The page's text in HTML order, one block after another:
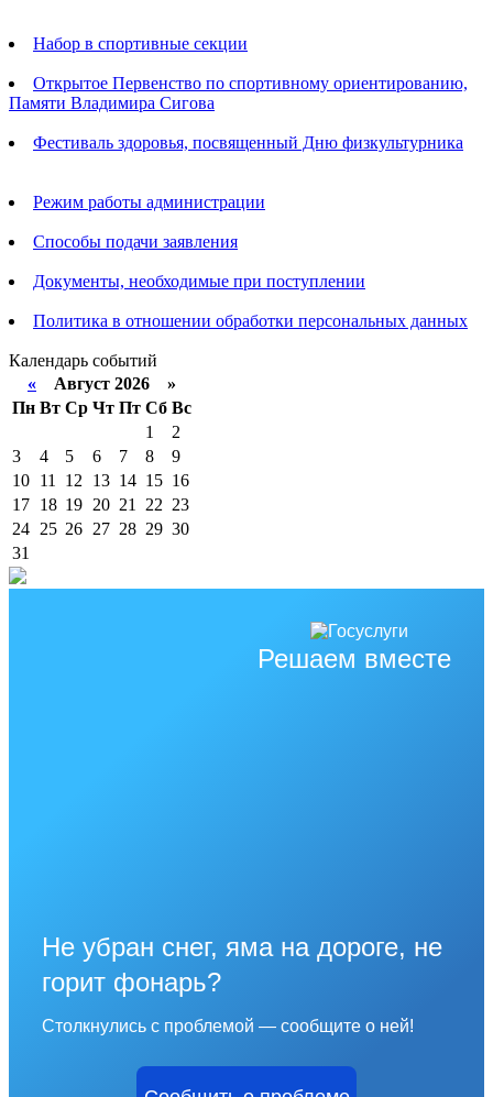
Набор в спортивные секции
Открытое Первенство по спортивному ориентированию,
Памяти Владимира Сигова
Фестиваль здоровья, посвященный Дню физкультурника
Режим работы администрации
Способы подачи заявления
Документы, необходимые при поступлении
Политика в отношении обработки персональных данных
Календарь событий
« Август 2026 »
Пн Вт Ср Чт Пт Сб Вс
1
2
3
4 5 6 7 8
9
10 11 12 13 14 15 16
17 18 19 20 21 22 23
24 25 26 27 28 29 30
31
Решаем вместе
Не убран снег, яма на дороге, не
горит фонарь?
Столкнулись с проблемой — сообщите о ней!